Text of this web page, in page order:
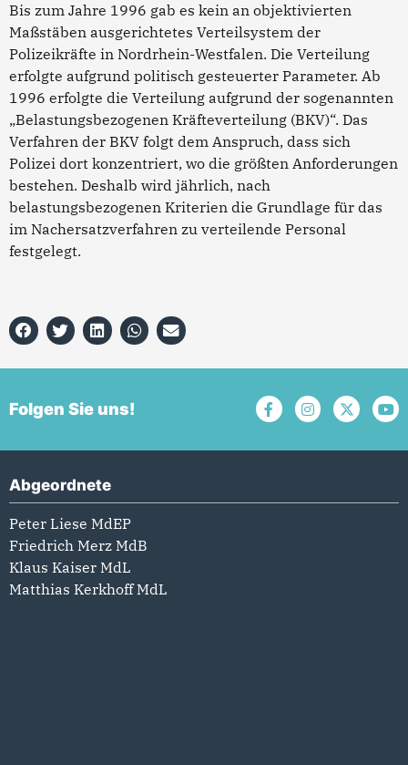
Bis zum Jahre 1996 gab es kein an objektivierten
Maßstäben ausgerichtetes Verteilsystem der
Polizeikräfte in Nordrhein-Westfalen. Die Verteilung
erfolgte aufgrund politisch gesteuerter Parameter. Ab
1996 erfolgte die Verteilung aufgrund der sogenannten
„Belastungsbezogenen Kräfteverteilung (BKV)“. Das
Verfahren der BKV folgt dem Anspruch, dass sich
Polizei dort konzentriert, wo die größten Anforderungen
bestehen. Deshalb wird jährlich, nach
belastungsbezogenen Kriterien die Grundlage für das
im Nachersatzverfahren zu verteilende Personal
festgelegt.
Folgen Sie uns!
Abgeordnete
Peter Liese MdEP
Friedrich Merz MdB
Klaus Kaiser MdL
Matthias Kerkhoff MdL